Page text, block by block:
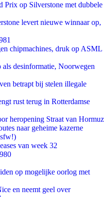
Prix op Silverstone met dubbele
levert nieuwe winnaar op,
chipmachines, druk op ASML
desinformatie, Noorwegen
betrapt bij stelen illegale
rust terug in Rotterdamse
heropening Straat van Hormuz
naar geheime kazerne
van week 32
op mogelijke oorlog met
en neemt geel over